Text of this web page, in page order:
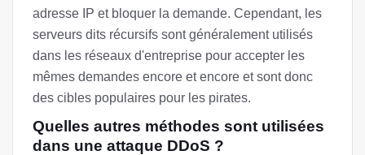
adresse IP et bloquer la demande. Cependant, les
serveurs dits récursifs sont généralement utilisés
dans les réseaux d'entreprise pour accepter les
mêmes demandes encore et encore et sont donc
des cibles populaires pour les pirates.
Quelles autres méthodes sont utilisées
dans une attaque DDoS ?